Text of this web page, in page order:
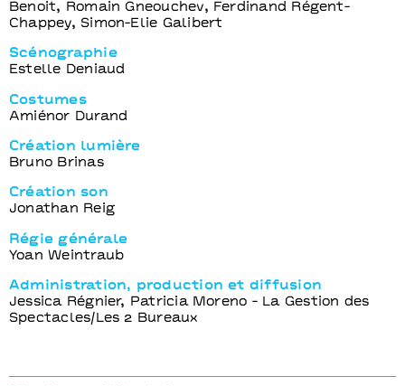
Benoit, Romain Gneouchev, Ferdinand Régent-
Chappey, Simon-Elie Galibert
Scénographie
Estelle Deniaud
Costumes
Amiénor Durand
Création lumière
Bruno Brinas
Création son
Jonathan Reig
Régie générale
Yoan Weintraub
Administration, production et diffusion
Jessica Régnier, Patricia Moreno - La Gestion des
Spectacles/Les 2 Bureaux